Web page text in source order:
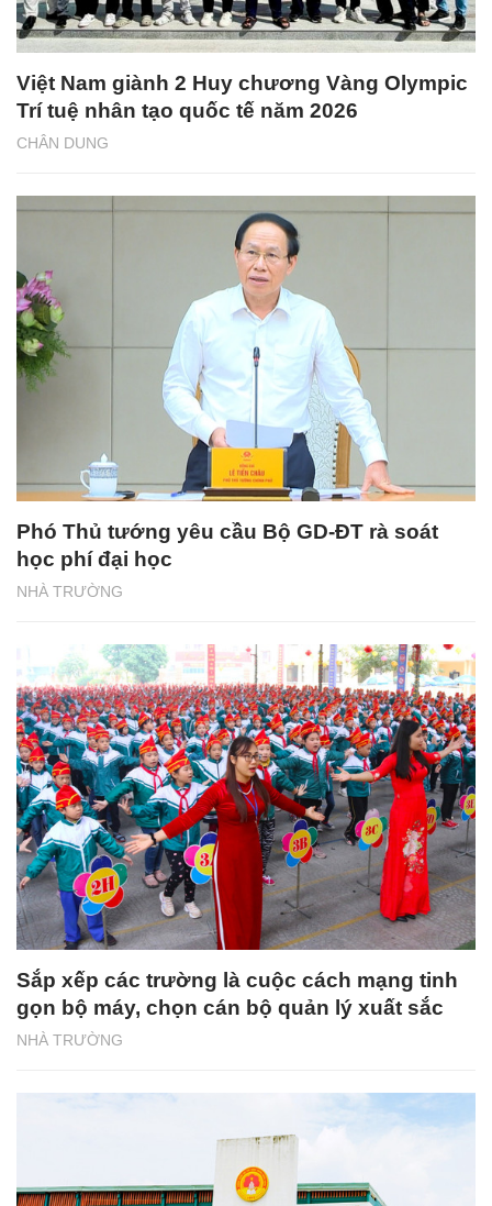
CHÂN DUNG
Việt Nam giành 2 Huy chương Vàng Olympic
Trí tuệ nhân tạo quốc tế năm 2026
NHÀ TRƯỜNG
Phó Thủ tướng yêu cầu Bộ GD-ĐT rà soát
học phí đại học
NHÀ TRƯỜNG
Sắp xếp các trường là cuộc cách mạng tinh
gọn bộ máy, chọn cán bộ quản lý xuất sắc